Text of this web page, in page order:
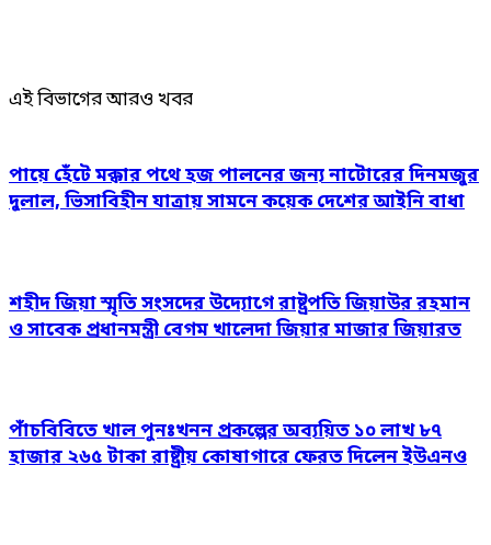
এই বিভাগের আরও খবর
পায়ে হেঁটে মক্কার পথে হজ পালনের জন্য নাটোরের দিনমজুর
দুলাল, ভিসাবিহীন যাত্রায় সামনে কয়েক দেশের আইনি বাধা
শহীদ জিয়া স্মৃতি সংসদের উদ্যোগে রাষ্ট্রপতি জিয়াউর রহমান
ও সাবেক প্রধানমন্ত্রী বেগম খালেদা জিয়ার মাজার জিয়ারত
পাঁচবিবিতে খাল পুনঃখনন প্রকল্পের অব্যয়িত ১০ লাখ ৮৭
হাজার ২৬৫ টাকা রাষ্ট্রীয় কোষাগারে ফেরত দিলেন ইউএনও